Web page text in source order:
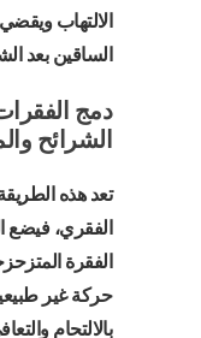
الالتهاب
الساقين بعد
دمج
الشرائح
تعد هذه
الفقري،
الفقرة
حركة غير
بالالتحام